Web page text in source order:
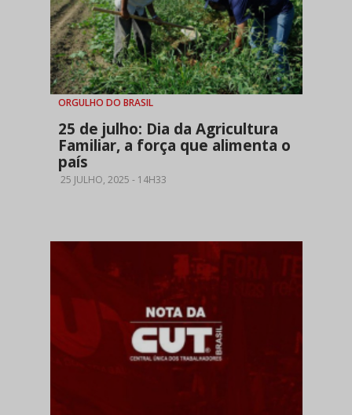
ORGULHO DO BRASIL
25 de julho: Dia da Agricultura
Familiar, a força que alimenta o
país
25 JULHO, 2025 - 14H33